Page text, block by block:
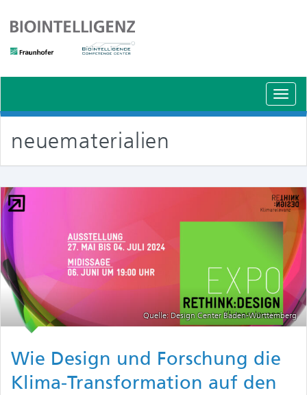
neuematerialien
Quelle: Design Center Baden-Württemberg
Wie Design und Forschung die
Klima-Transformation auf den